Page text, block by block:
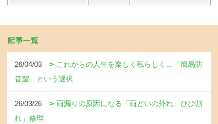
記事一覧
26/04/03
これからの人生を楽しく私らしく…「簡易防
音室」という選択
26/03/26
雨漏りの原因になる「雨どいの外れ、ひび割
れ」修理